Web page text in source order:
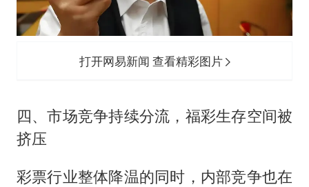
打开网易新闻 查看精彩图片
四、市场竞争持续分流，福彩生存空间被
挤压
彩票行业整体降温的同时，内部竞争也在